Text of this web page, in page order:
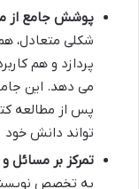
پوشش جامع از
شکلی متعادل،
پردازد و هم
می دهد. این
پس از مطالعه
تواند دانش خود
تمرکز بر مسائل
به تخصص